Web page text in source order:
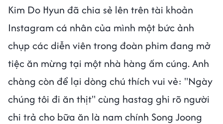
Kim Do Hyun đã chia sẻ lên trên tài khoản
Instagram cá nhân của mình một bức ảnh
chụp các diễn viên trong đoàn phim đang mở
tiệc ăn mừng tại một nhà hàng ấm cúng. Anh
chàng còn để lại dòng chú thích vui vẻ: "Ngày
chúng tôi đi ăn thịt" cùng hastag ghi rõ người
chi trả cho bữa ăn là nam chính Song Joong